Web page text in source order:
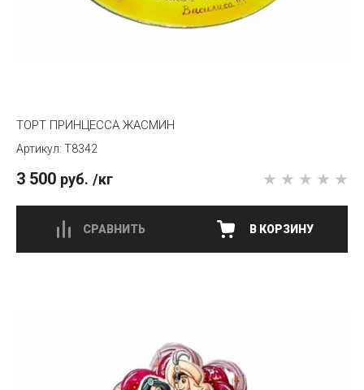
ТОРТ ПРИНЦЕССА ЖАСМИН
T8342
3 500 руб. /кг